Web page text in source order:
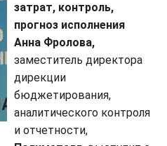
затрат, контроль,
прогноз исполнения
Анна Фролова,
заместитель директора
дирекции
бюджетирования,
аналитического контроля
и отчетности,